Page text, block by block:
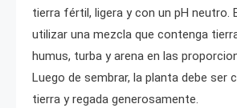
tierra fértil, ligera y con un pH neutro.
utilizar una mezcla que contenga
humus, turba y arena en las
Luego de sembrar, la planta debe ser
tierra y regada generosamente.